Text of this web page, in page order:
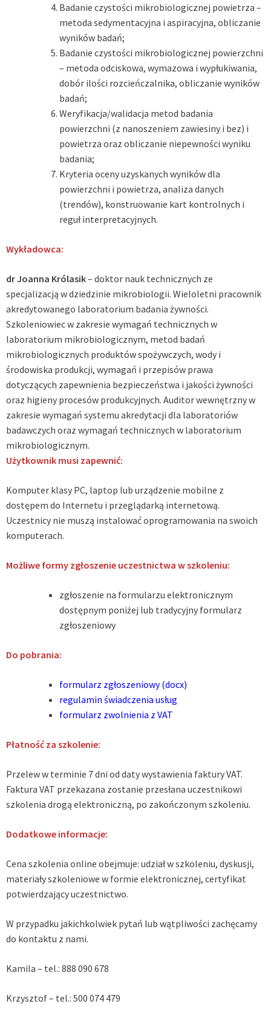
Badanie czystości mikrobiologicznej powietrza –
metoda sedymentacyjna i aspiracyjna, obliczanie
wyników badań;
Badanie czystości mikrobiologicznej powierzchni
– metoda odciskowa, wymazowa i wypłukiwania,
dobór ilości rozcieńczalnika, obliczanie wyników
badań;
Weryfikacja/walidacja metod badania
powierzchni (z nanoszeniem zawiesiny i bez) i
powietrza oraz obliczanie niepewności wyniku
badania;
Kryteria oceny uzyskanych wyników dla
powierzchni i powietrza, analiza danych
(trendów), konstruowanie kart kontrolnych i
reguł interpretacyjnych.
Wykładowca:
dr Joanna Królasik– doktor nauk technicznych ze
specjalizacją w dziedzinie mikrobiologii. Wieloletni pracownik
akredytowanego laboratorium badania żywności.
Szkoleniowiec w zakresie wymagań technicznych w
laboratorium mikrobiologicznym, metod badań
mikrobiologicznych produktów spożywczych, wody i
środowiska produkcji, wymagań i przepisów prawa
dotyczących zapewnienia bezpieczeństwa i jakości żywności
oraz higieny procesów produkcyjnych. Auditor wewnętrzny w
zakresie wymagań systemu akredytacji dla laboratoriów
badawczych oraz wymagań technicznych w laboratorium
mikrobiologicznym.
Użytkownik musi zapewnić:
Komputer klasy PC, laptop lub urządzenie mobilne z
dostępem do Internetu i przeglądarką internetową.
Uczestnicy nie muszą instalować oprogramowania na swoich
komputerach.
Możliwe formy zgłoszenie uczestnictwa w szkoleniu:
zgłoszenie na formularzu elektronicznym
dostępnym poniżej lub tradycyjny formularz
zgłoszeniowy
Do pobrania:
formularz zgłoszeniowy (docx)
regulamin świadczenia usług
formularz zwolnienia z VAT
Płatność za szkolenie:
Przelew w terminie 7 dni od daty wystawienia faktury VAT.
Faktura VAT przekazana zostanie przesłana uczestnikowi
szkolenia drogą elektroniczną, po zakończonym szkoleniu.
Dodatkowe informacje:
Cena szkolenia online obejmuje: udział w szkoleniu, dyskusji,
materiały szkoleniowe w formie elektronicznej, certyfikat
potwierdzający uczestnictwo.
W przypadku jakichkolwiek pytań lub wątpliwości zachęcamy
do kontaktu z nami.
Kamila – tel.: 888 090 678
Krzysztof – tel.: 500 074 479